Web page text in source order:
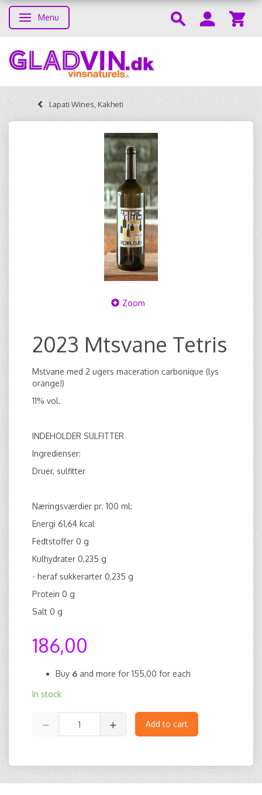
Toggle navigation
Menu
Lapati Wines, Kakheti
Zoom
2023 Mtsvane Tetris
Mstvane med 2 ugers maceration carbonique (lys
orange!)
11% vol.
INDEHOLDER SULFITTER
Ingredienser:
Druer, sulfitter
Næringsværdier pr. 100 ml:
Energi 61,64 kcal
Fedtstoffer 0 g
Kulhydrater 0,235 g
- heraf sukkerarter 0,235 g
Protein 0 g
Salt 0 g
186,00
Buy 6 and more for 155,00 for each
In stock
Add to cart